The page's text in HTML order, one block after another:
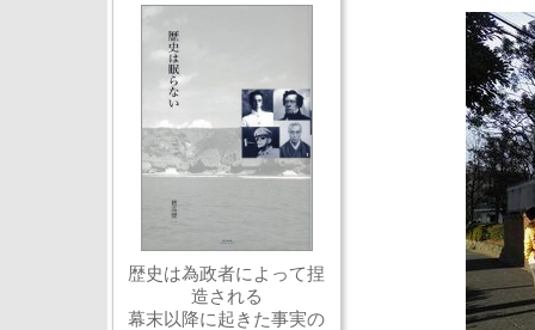
歴史は為政者によって捏
造される
幕末以降に起きた事実の